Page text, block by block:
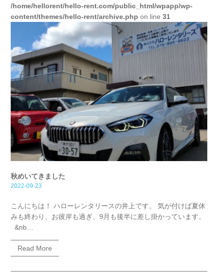
/home/hellorent/hello-rent.com/public_html/wpapp/wp-
content/themes/hello-rent/archive.php on line31
秋めいてきました
2022-09-23
こんにちは！ ハローレンタリースの井上です。 気が付けば夏休
みも終わり、お彼岸も過ぎ、9月も後半に差し掛かっています。
&nb…
Read More